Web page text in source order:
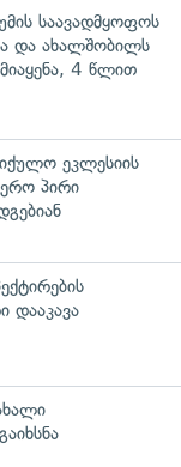
საავადმყოფოს
და ახალშობილს
4 წლით
ეკლესიის
პირი
დააკავა